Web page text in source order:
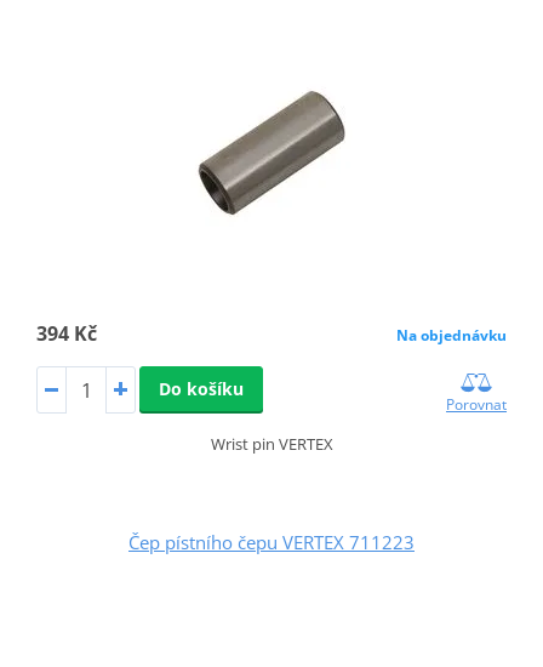
394 Kč Na objednávku
Do košíku
Porovnat
Wrist pin VERTEX
Čep pístního čepu VERTEX 711223